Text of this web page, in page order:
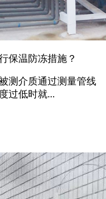
保温防冻措施？
测介质通过测量管线
过低时就...